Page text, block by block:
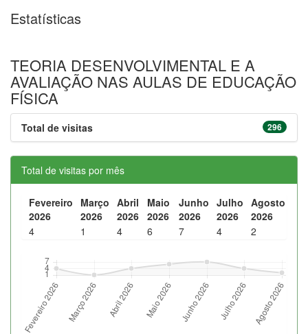
Estatísticas
TEORIA DESENVOLVIMENTAL E A
AVALIAÇÃO NAS AULAS DE EDUCAÇÃO
FÍSICA
296
Total de visitas
Total de visitas por mês
Fevereiro
2026
Março
2026
Abril
2026
Maio
2026
Junho
2026
Julho
2026
Agosto
2026
4
1 4 6 7 4 2